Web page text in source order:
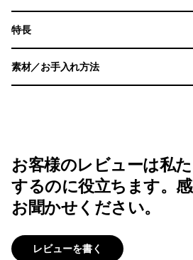
特長
素材／お手入れ方法
お客様のレビューは私
するのに役立ちます。
お聞かせください。
レビューを書く